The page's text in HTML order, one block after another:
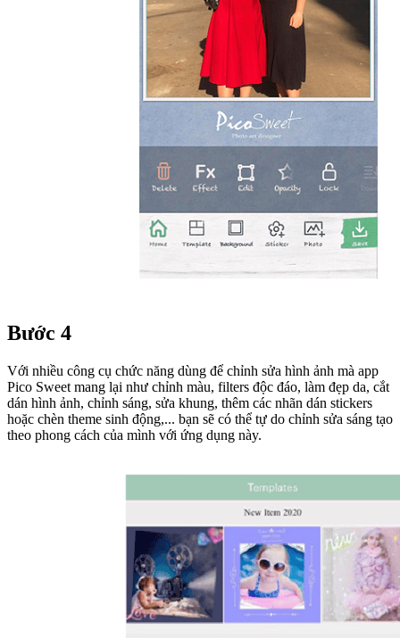
Bước 4
Với nhiều công cụ chức năng dùng để chỉnh sửa hình ảnh mà app
Pico Sweet mang lại như chỉnh màu, filters độc đáo, làm đẹp da, cắt
dán hình ảnh, chỉnh sáng, sửa khung, thêm các nhãn dán stickers
hoặc chèn theme sinh động,... bạn sẽ có thể tự do chỉnh sửa sáng tạo
theo phong cách của mình với ứng dụng này.